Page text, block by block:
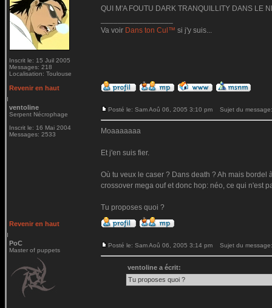
Inscrit le: 15 Juil 2005
Messages: 218
Localisation: Toulouse
QUI M'A FOUTU DARK TRANQUILLITY DANS LE
Va voir Dans ton Cul™ si j'y suis...
Revenir en haut
ventoline
Serpent Nécrophage
Inscrit le: 16 Mai 2004
Messages: 2533
Posté le: Sam Aoû 06, 2005 3:10 pm Sujet du message:
Moaaaaaaa
Et j'en suis fier.
Où tu veux le caser ? Dans death ? Ah mais
crossover mega ouf et donc hop: néo, ce qui n'est
Tu proposes quoi ?
Revenir en haut
PoC
Master of puppets
Posté le: Sam Aoû 06, 2005 3:14 pm Sujet du message:
ventoline a écrit:
Tu proposes quoi ?